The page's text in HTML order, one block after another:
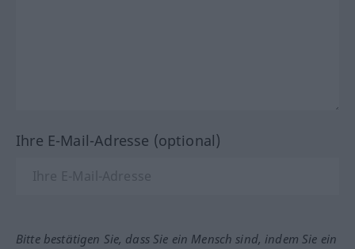
Ihre E-Mail-Adresse (optional)
Bitte bestätigen Sie, dass Sie ein Mensch sind, indem Sie ein